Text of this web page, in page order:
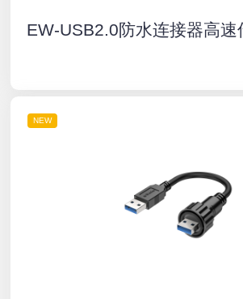
NEW